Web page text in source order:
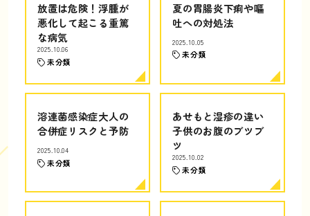
放置は危険！浮腫が
悪化して起こる重篤
な病気
2025.10.06
未分類
夏の胃腸炎下痢や嘔
吐への対処法
2025.10.05
未分類
溶連菌感染症大人の
合併症リスクと予防
2025.10.04
未分類
あせもと湿疹の違い
子供のお腹のブツブ
ツ
2025.10.02
未分類